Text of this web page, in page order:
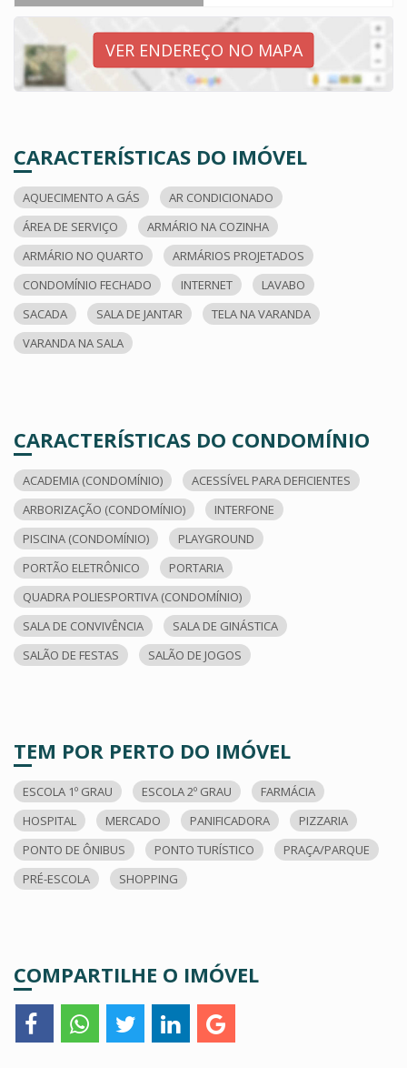
VER ENDEREÇO NO MAPA
CARACTERÍSTICAS DO IMÓVEL
AQUECIMENTO A GÁS
AR CONDICIONADO
ÁREA DE SERVIÇO
ARMÁRIO NA COZINHA
ARMÁRIO NO QUARTO
ARMÁRIOS PROJETADOS
CONDOMÍNIO FECHADO
INTERNET
LAVABO
SACADA
SALA DE JANTAR
TELA NA VARANDA
VARANDA NA SALA
CARACTERÍSTICAS DO CONDOMÍNIO
ACADEMIA (CONDOMÍNIO)
ACESSÍVEL PARA DEFICIENTES
ARBORIZAÇÃO (CONDOMÍNIO)
INTERFONE
PISCINA (CONDOMÍNIO)
PLAYGROUND
PORTÃO ELETRÔNICO
PORTARIA
QUADRA POLIESPORTIVA (CONDOMÍNIO)
SALA DE CONVIVÊNCIA
SALA DE GINÁSTICA
SALÃO DE FESTAS
SALÃO DE JOGOS
TEM POR PERTO DO IMÓVEL
ESCOLA 1º GRAU ESCOLA 2º GRAU
FARMÁCIA
HOSPITAL
MERCADO PANIFICADORA
PIZZARIA
PONTO DE ÔNIBUS
PONTO TURÍSTICO
PRAÇA/PARQUE
PRÉ-ESCOLA
SHOPPING
COMPARTILHE O IMÓVEL